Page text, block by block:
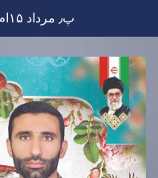
to
content
پ٫ مرداد ۱۵ام, ۱۴۰۵